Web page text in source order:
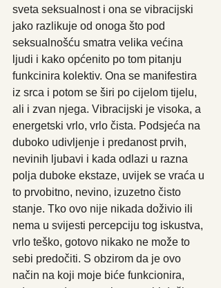
sveta seksualnost i ona se vibracijski
jako razlikuje od onoga što pod
seksualnošću smatra velika većina
ljudi i kako općenito po tom pitanju
funkcinira kolektiv. Ona se manifestira
iz srca i potom se širi po cijelom tijelu,
ali i zvan njega. Vibracijski je visoka, a
energetski vrlo, vrlo čista. Podsjeća na
duboko udivljenje i predanost prvih,
nevinih ljubavi i kada odlazi u razna
polja duboke ekstaze, uvijek se vraća u
to prvobitno, nevino, izuzetno čisto
stanje. Tko ovo nije nikada doživio ili
nema u svijesti percepciju tog iskustva,
vrlo teško, gotovo nikako ne može to
sebi predočiti. S obzirom da je ovo
način na koji moje biće funkcionira,